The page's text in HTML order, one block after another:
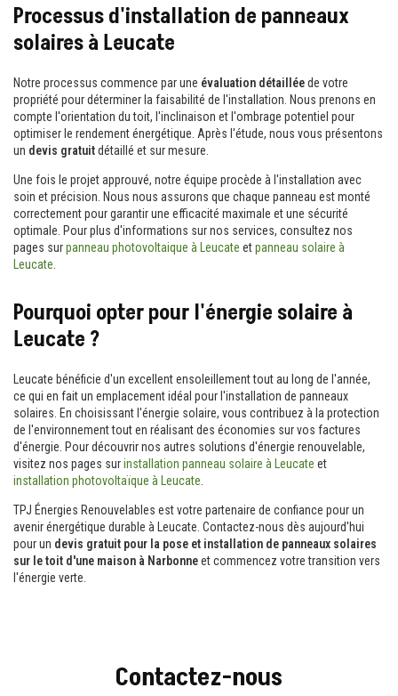
Processus d'installation de panneaux
solaires à Leucate
Notre processus commence par une évaluation détailléede votre
propriété pour déterminer la faisabilité de l'installation. Nous prenons en
compte l'orientation du toit, l'inclinaison et l'ombrage potentiel pour
optimiser le rendement énergétique. Après l'étude, nous vous présentons
un devis gratuitdétaillé et sur mesure.
Une fois le projet approuvé, notre équipe procède à l'installation avec
soin et précision. Nous nous assurons que chaque panneau est monté
correctement pour garantir une efficacité maximale et une sécurité
optimale. Pour plus d'informations sur nos services, consultez nos
pages surpanneau photovoltaique à Leucate etpanneau solaire à
Leucate
Pourquoi opter pour l'énergie solaire à
Leucate ?
Leucate bénéficie d'un excellent ensoleillement tout au long de l'année,
ce qui en fait un emplacement idéal pour l'installation de panneaux
solaires. En choisissant l'énergie solaire, vous contribuez à la protection
de l'environnement tout en réalisant des économies sur vos factures
d'énergie. Pour découvrir nos autres solutions d'énergie renouvelable,
visitez nos pages surinstallation panneau solaire à Leucate et
installation photovoltaïque à Leucate
TPJ Énergies Renouvelables est votre partenaire de confiance pour un
avenir énergétique durable à Leucate. Contactez-nous dès aujourd'hui
pour un devis gratuit pour la pose et installation de panneaux solaires
sur le toit d'une maison à Narbonneet commencez votre transition vers
l'énergie verte.
Contactez-nous